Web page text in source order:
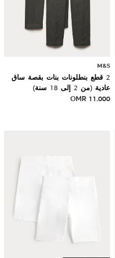
M&S
2 قطع بنطلونات بنات بقصة ساق
عادية (من 2 إلى 18 سنة)
OMR 11.000